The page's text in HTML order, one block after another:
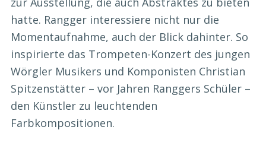
hatte. Rangger interessiere nicht nur die
Momentaufnahme, auch der Blick dahinter. So
inspirierte das Trompeten-Konzert des jungen
Wörgler Musikers und Komponisten Christian
Spitzenstätter – vor Jahren Ranggers Schüler –
den Künstler zu leuchtenden
Farbkompositionen.